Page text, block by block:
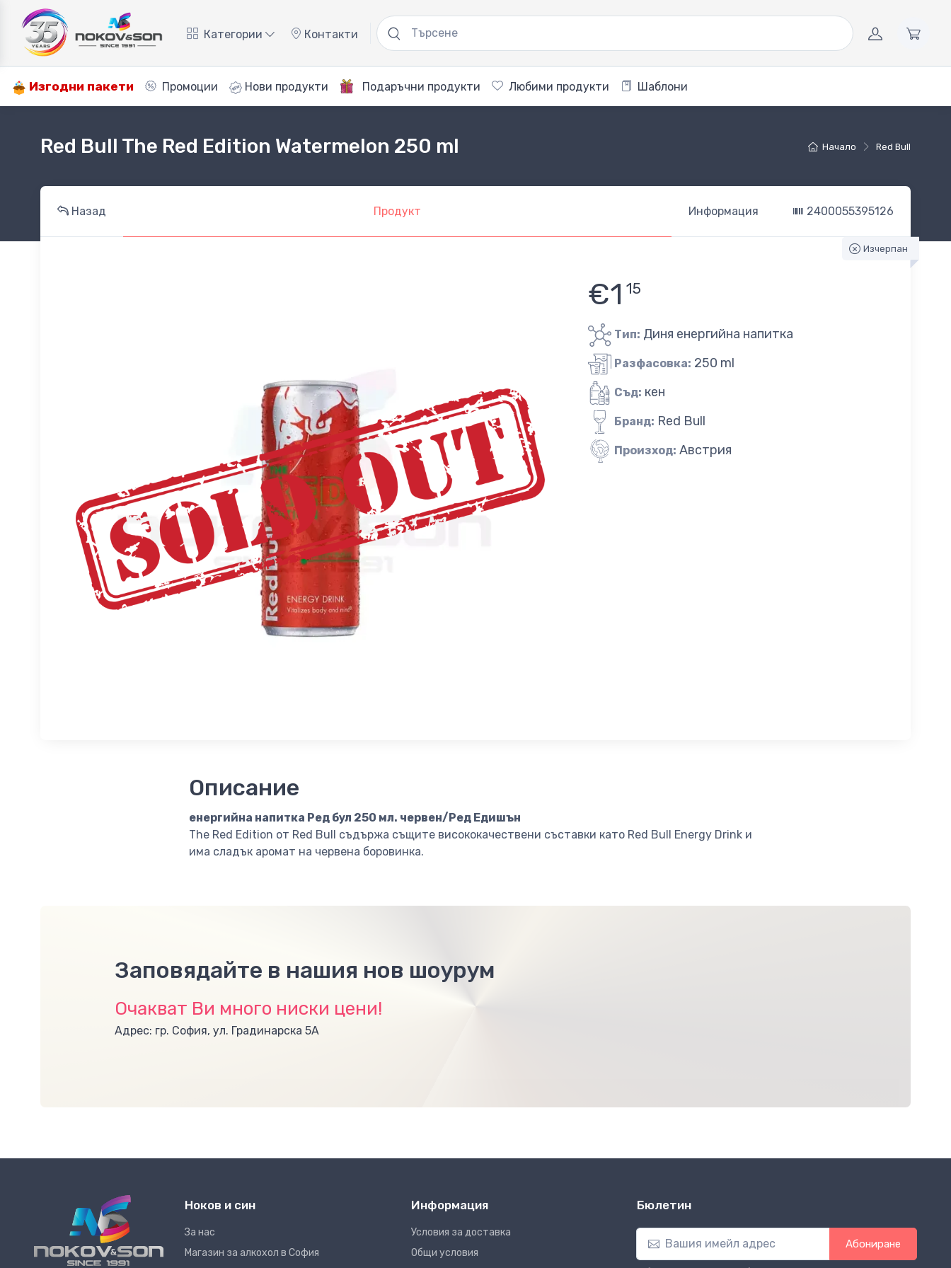
Категории Контакти
Изгодни пакети Промоции Нови продукти Подаръчни продукти Любими продукти Шаблони
Начало Red Bull
Red Bull The Red Edition Watermelon 250 ml
Назад Продукт Информация 2400055395126
Изчерпан
€1 15
Тип: Диня енергийна напитка
Разфасовка: 250 ml
Съд: кен
Бранд: Red Bull
Произход: Австрия
Описание
енергийна напитка Ред бул 250 мл. червен/Ред Едишън
The Red Edition от Red Bull съдържа същите висококачествени съставки като Red Bull Energy Drink и
има сладък аромат на червена боровинка.
Заповядайте в нашия нов шоурум
Очакват Ви много ниски цени!
Адрес: гр. София, ул. Градинарска 5А
Ноков и син
За нас
Магазин за алкохол в София
Информация
Условия за доставка
Общи условия
Бюлетин
Абониране